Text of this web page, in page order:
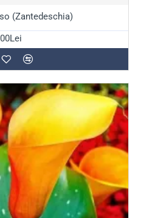
(Zantedeschia)